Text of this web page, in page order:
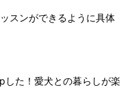
スンができるように具体
た！愛犬との暮らしが楽